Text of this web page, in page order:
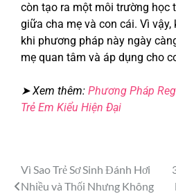
còn tạo ra một môi trường học
giữa cha mẹ và con cái. Vì
khi phương pháp này ngày
mẹ quan tâm và áp dụng cho
➤ Xem thêm: Phương Pháp
Trẻ Em Kiểu Hiện Đại
Vì Sao Trẻ Sơ Sinh Đánh Hơi
Nhiều và Thối Nhưng Không